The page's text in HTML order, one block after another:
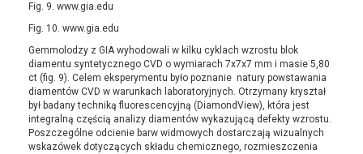
Fig. 9. www.gia.edu
Fig. 10. www.gia.edu
Gemmolodzy z GIA wyhodowali w kilku cyklach wzrostu blok
diamentu syntetycznego CVD o wymiarach 7x7x7 mm i masie 5,80
ct (fig. 9). Celem eksperymentu było poznanie natury powstawania
diamentów CVD w warunkach laboratoryjnych. Otrzymany kryształ
był badany techniką fluorescencyjną (DiamondView), która jest
integralną częścią analizy diamentów wykazującą defekty wzrostu.
Poszczególne odcienie barw widmowych dostarczają wizualnych
wskazówek dotyczących składu chemicznego, rozmieszczenia